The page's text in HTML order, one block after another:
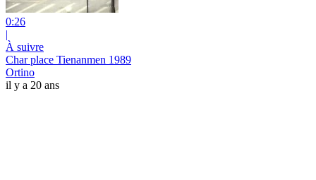
0:26
|
À suivre
Char place Tienanmen 1989
Ortino
il y a 20 ans